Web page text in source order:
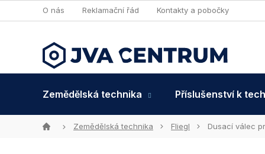
na
O nás Reklamační řád Kontakty a pobočky
Zemědělská technika Příslušenství k
DomůZemědělská technika Fliegl Dusací válec